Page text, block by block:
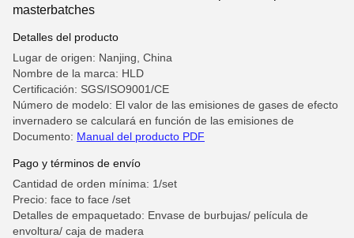
masterbatches
Detalles del producto
Lugar de origen: Nanjing, China
Nombre de la marca: HLD
Certificación: SGS/ISO9001/CE
Número de modelo: El valor de las emisiones de gases de efecto
invernadero se calculará en función de las emisiones de
Documento: Manual del producto PDF
Pago y términos de envío
Cantidad de orden mínima: 1/set
Precio: face to face /set
Detalles de empaquetado: Envase de burbujas/ película de
envoltura/ caja de madera